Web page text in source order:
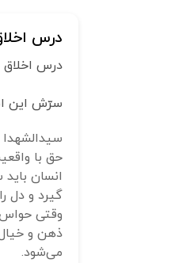
درس اخلاق حق ستیزی،
درس اخلاق
سرّش این
حق با
انسان
گیرد و دل
وقتی
ذهن و
می‌شود.